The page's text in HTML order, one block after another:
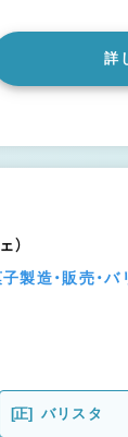
詳
）
製造・販売・
[正] バリスタ